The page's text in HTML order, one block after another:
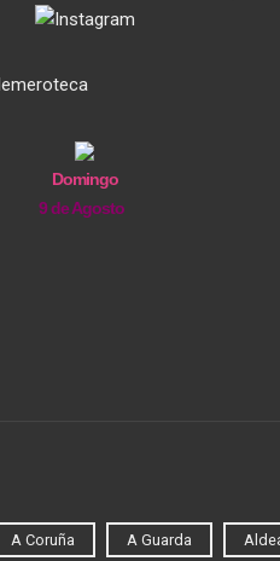
Domingo
9 de Agosto
A Coruña A Guarda